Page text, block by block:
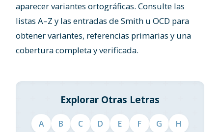
aparecer variantes ortográficas. Consulte las
listas A–Z y las entradas de Smith u OCD para
obtener variantes, referencias primarias y una
cobertura completa y verificada.
Explorar Otras Letras
A B C D E F G
H